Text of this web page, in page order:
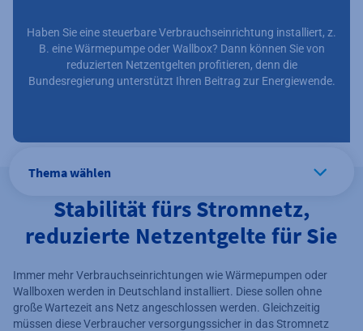
Haben Sie eine steuerbare Verbrauchseinrichtung installiert, z.
B. eine Wärmepumpe oder Wallbox? Dann können Sie von
reduzierten Netzentgelten profitieren, denn die
Bundesregierung unterstützt Ihren Beitrag zur Energiewende.
Thema wählen
Stabilität fürs Stromnetz,
reduzierte Netzentgelte für Sie
Immer mehr Verbrauchseinrichtungen wie Wärmepumpen oder
Wallboxen werden in Deutschland installiert. Diese sollen ohne
große Wartezeit ans Netz angeschlossen werden. Gleichzeitig
müssen diese Verbraucher versorgungssicher in das Stromnetz